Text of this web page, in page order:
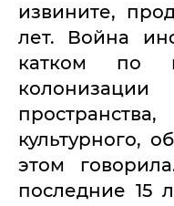
извините,
лет. Война
катком по
культурного,
этом
последние 15